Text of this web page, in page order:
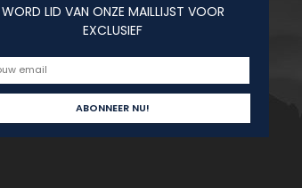
WORD LID VAN ONZE MAILLIJST VOOR
EXCLUSIEF